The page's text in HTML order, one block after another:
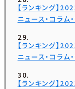
【ランキング】
ニュース・コラム
【ランキング】
ニュース・コラム
【ランキング】